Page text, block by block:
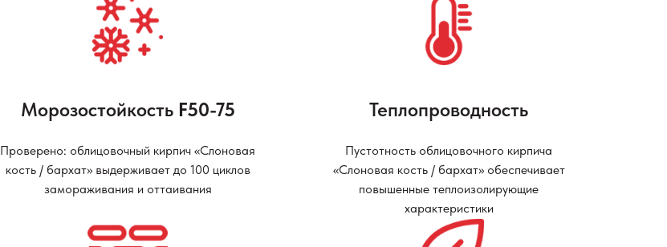
Морозостойкость F50-75
Проверено: облицовочный кирпич «Слоновая
кость / бархат» выдерживает до 100 циклов
замораживания и оттаивания
Теплопроводность
Пустотность облицовочного кирпича
«Слоновая кость / бархат» обеспечивает
повышенные теплоизолирующие
характеристики